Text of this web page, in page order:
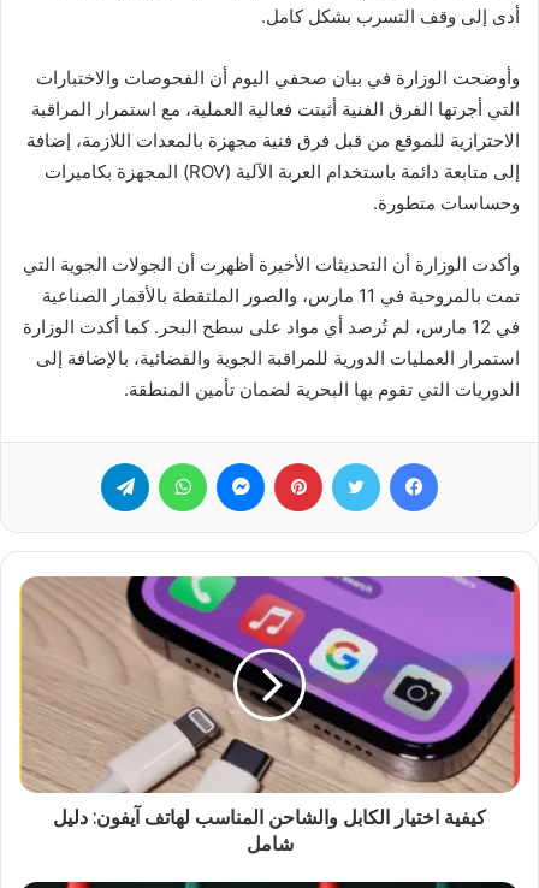
أدى إلى وقف التسرب بشكل كامل.
وأوضحت الوزارة في بيان صحفي اليوم أن الفحوصات والاختبارات
التي أجرتها الفرق الفنية أثبتت فعالية العملية، مع استمرار المراقبة
الاحترازية للموقع من قبل فرق فنية مجهزة بالمعدات اللازمة، إضافة
إلى متابعة دائمة باستخدام العربة الآلية (ROV) المجهزة بكاميرات
وحساسات متطورة.
وأكدت الوزارة أن التحديثات الأخيرة أظهرت أن الجولات الجوية التي
تمت بالمروحية في 11 مارس، والصور الملتقطة بالأقمار الصناعية
في 12 مارس، لم تُرصد أي مواد على سطح البحر. كما أكدت الوزارة
استمرار العمليات الدورية للمراقبة الجوية والفضائية، بالإضافة إلى
الدوريات التي تقوم بها البحرية لضمان تأمين المنطقة.
فيسبوك تويتر بينتيريست ماسنجر واتساب
كيفية اختيار الكابل والشاحن المناسب لهاتف آيفون: دليل
شامل